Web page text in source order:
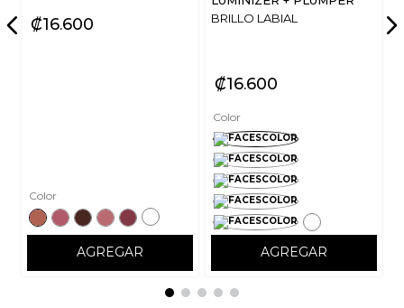
₡16600
Color
AGREGAR
BRILLO LABIAL
₡16600
Color
AGREGAR